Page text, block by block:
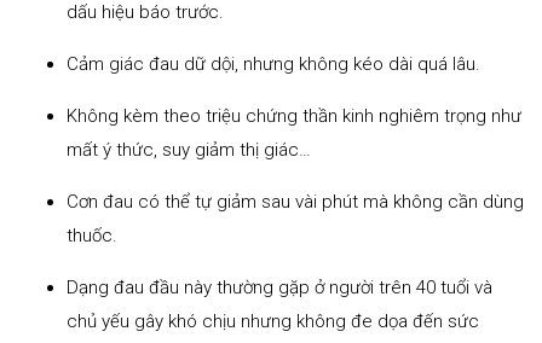
dấu hiệu báo trước.
Cảm giác đau dữ dội, nhưng không kéo dài quá lâu.
Không kèm theo triệu chứng thần kinh nghiêm trọng như
mất ý thức, suy giảm thị giác…
Cơn đau có thể tự giảm sau vài phút mà không cần dùng
thuốc.
Dạng đau đầu này thường gặp ở người trên 40 tuổi và
chủ yếu gây khó chịu nhưng không đe dọa đến sức